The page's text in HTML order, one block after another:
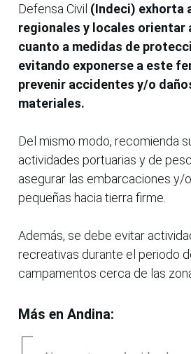
Defensa Civil (Indeci) exhorta
regionales y locales orientar
cuanto a medidas de
evitando exponerse a este
prevenir accidentes y/o
materiales.
Del mismo modo, recomienda
actividades portuarias y de
asegurar las embarcaciones y/
pequeñas hacia tierra firme.
Además, se debe evitar
recreativas durante el periodo
campamentos cerca de las
Más en Andina: